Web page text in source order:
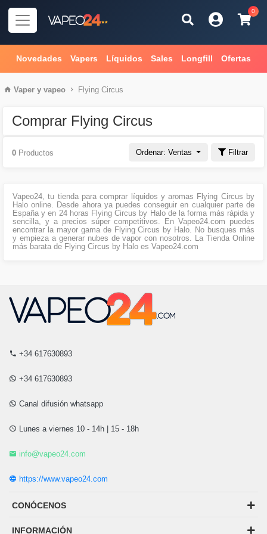
0
Novedades Vapers Líquidos Sales Longfill Ofertas
Vaper y vapeo Flying Circus
Comprar Flying Circus
Ordenar: Ventas Filtrar
0 Productos
Vapeo24, tu tienda para comprar líquidos y aromas Flying Circus by
Halo online. Desde ahora ya puedes conseguir en cualquier parte de
España y en 24 horas Flying Circus by Halo de la forma más rápida y
sencilla, y a precios súper competitivos. En Vapeo24.com puedes
encontrar la mayor gama de Flying Circus by Halo. No busques más
y empieza a generar nubes de vapor con nosotros. La Tienda Online
más barata de Flying Circus by Halo es Vapeo24.com
+34 617630893
+34 617630893
Canal difusión whatsapp
Lunes a viernes 10 - 14h | 15 - 18h
info@vapeo24.com
https://www.vapeo24.com
CONÓCENOS
INFORMACIÓN